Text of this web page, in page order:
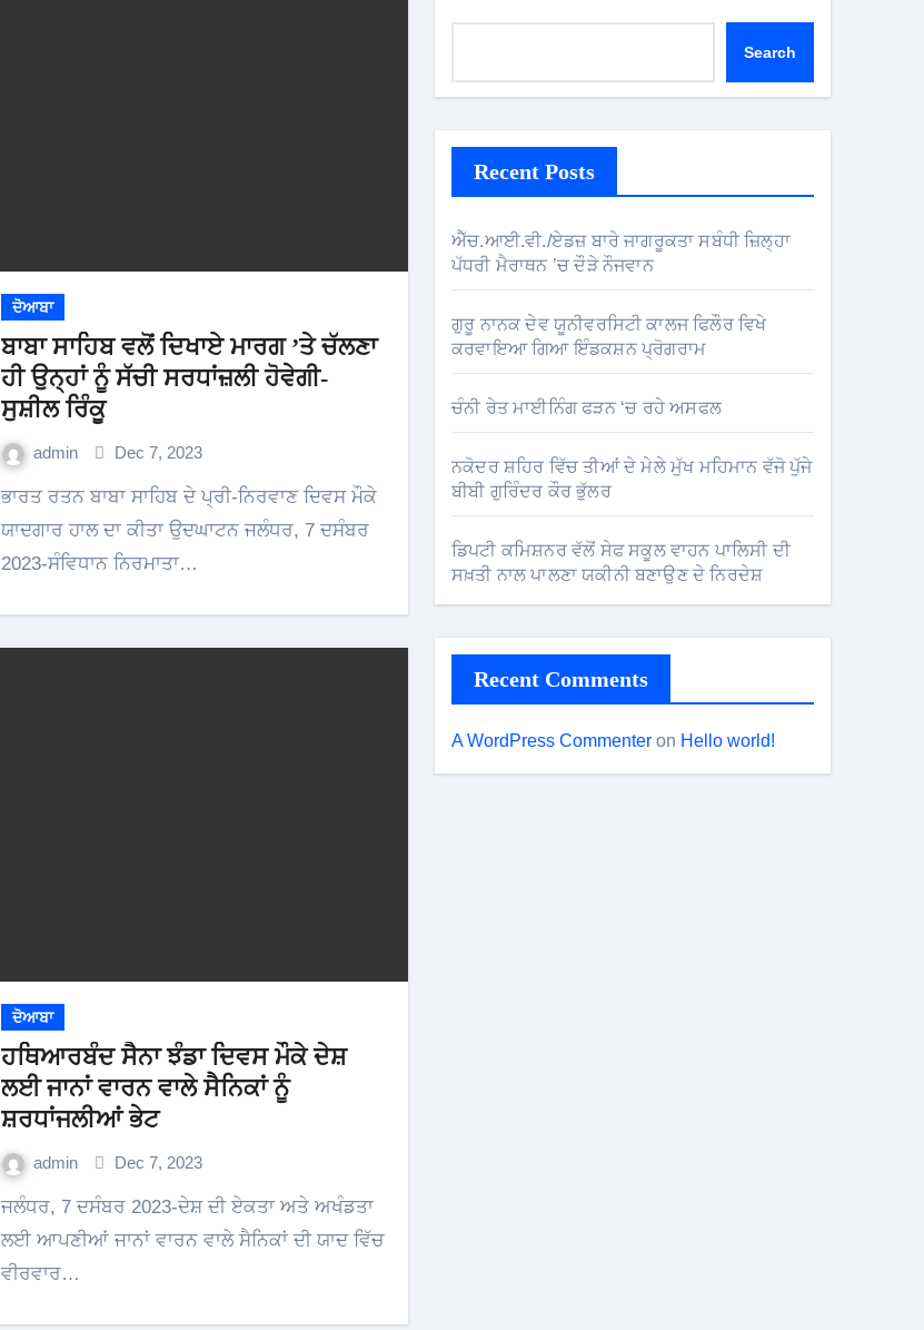
ਦੋਆਬਾ
ਬਾਬਾ ਸਾਹਿਬ ਵਲੋਂ ਦਿਖਾਏ ਮਾਰਗ ’ਤੇ ਚੱਲਣਾ
ਹੀ ਉਨ੍ਹਾਂ ਨੂੰ ਸੱਚੀ ਸਰਧਾਂਜ਼ਲੀ ਹੋਵੇਗੀ-
ਸੁਸ਼ੀਲ ਰਿੰਕੂ
admin Dec 7, 2023
ਭਾਰਤ ਰਤਨ ਬਾਬਾ ਸਾਹਿਬ ਦੇ ਪ੍ਰੀ-ਨਿਰਵਾਣ ਦਿਵਸ ਮੌਕੇ
ਯਾਦਗਾਰ ਹਾਲ ਦਾ ਕੀਤਾ ਉਦਘਾਟਨ ਜਲੰਧਰ, 7 ਦਸੰਬਰ
2023-ਸੰਵਿਧਾਨ ਨਿਰਮਾਤਾ…
ਦੋਆਬਾ
ਹਥਿਆਰਬੰਦ ਸੈਨਾ ਝੰਡਾ ਦਿਵਸ ਮੌਕੇ ਦੇਸ਼
ਲਈ ਜਾਨਾਂ ਵਾਰਨ ਵਾਲੇ ਸੈਨਿਕਾਂ ਨੂੰ
ਸ਼ਰਧਾਂਜਲੀਆਂ ਭੇਟ
admin Dec 7, 2023
ਜਲੰਧਰ, 7 ਦਸੰਬਰ 2023-ਦੇਸ਼ ਦੀ ਏਕਤਾ ਅਤੇ ਅਖੰਡਤਾ
ਲਈ ਆਪਣੀਆਂ ਜਾਨਾਂ ਵਾਰਨ ਵਾਲੇ ਸੈਨਿਕਾਂ ਦੀ ਯਾਦ ਵਿੱਚ
ਵੀਰਵਾਰ…
Search
Recent Posts
ਐੱਚ.ਆਈ.ਵੀ./ਏਡਜ਼ ਬਾਰੇ ਜਾਗਰੂਕਤਾ ਸਬੰਧੀ ਜ਼ਿਲ੍ਹਾ
ਪੱਧਰੀ ਮੈਰਾਥਨ ’ਚ ਦੌੜੇ ਨੌਜਵਾਨ
ਗੁਰੂ ਨਾਨਕ ਦੇਵ ਯੂਨੀਵਰਸਿਟੀ ਕਾਲਜ ਫਿਲੌਰ ਵਿਖੇ
ਕਰਵਾਇਆ ਗਿਆ ਇੰਡਕਸ਼ਨ ਪ੍ਰੋਗਰਾਮ
ਚੰਨੀ ਰੇਤ ਮਾਈਨਿੰਗ ਫੜਨ ‘ਚ ਰਹੇ ਅਸਫਲ
ਨਕੋਦਰ ਸ਼ਹਿਰ ਵਿੱਚ ਤੀਆਂ ਦੇ ਮੇਲੇ ਮੁੱਖ ਮਹਿਮਾਨ ਵੱਜੋ ਪੁੱਜੇ
ਬੀਬੀ ਗੁਰਿੰਦਰ ਕੌਰ ਭੁੱਲਰ
ਡਿਪਟੀ ਕਮਿਸ਼ਨਰ ਵੱਲੋਂ ਸੇਫ ਸਕੂਲ ਵਾਹਨ ਪਾਲਿਸੀ ਦੀ
ਸਖ਼ਤੀ ਨਾਲ ਪਾਲਣਾ ਯਕੀਨੀ ਬਣਾਉਣ ਦੇ ਨਿਰਦੇਸ਼
Recent Comments
A WordPress Commenter on Hello world!